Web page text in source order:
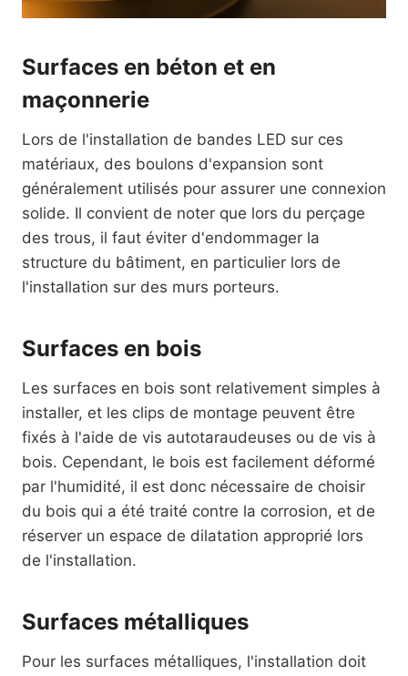
Surfaces en béton et en
maçonnerie
Lors de l'installation de bandes LED sur ces
matériaux, des boulons d'expansion sont
généralement utilisés pour assurer une connexion
solide. Il convient de noter que lors du perçage
des trous, il faut éviter d'endommager la
structure du bâtiment, en particulier lors de
l'installation sur des murs porteurs.
Surfaces en bois
Les surfaces en bois sont relativement simples à
installer, et les clips de montage peuvent être
fixés à l'aide de vis autotaraudeuses ou de vis à
bois. Cependant, le bois est facilement déformé
par l'humidité, il est donc nécessaire de choisir
du bois qui a été traité contre la corrosion, et de
réserver un espace de dilatation approprié lors
de l'installation.
Surfaces métalliques
Pour les surfaces métalliques, l'installation doit